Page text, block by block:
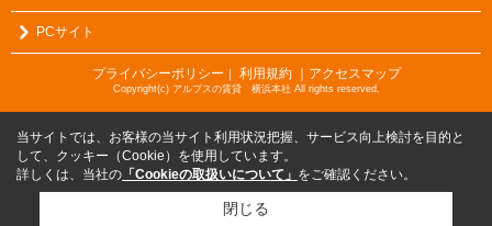
PCサイト
プライバシーポリシー 利用規約 ｜アクセスマップ
Copyright(c) アルプスの賃貸 横浜本社 All rights reserved.
当サイトでは、お客様の当サイト利用状況把握、サービス向上検討を目的と
して、クッキー（Cookie）を使用しています。
詳しくは、当社の 「Cookieの取扱いについて」 をご確認ください。
閉じる